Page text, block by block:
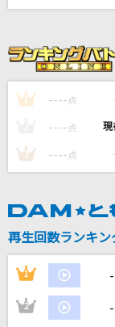
Unstoppable
Sia
1 ---- 点
---- 点
3 ---- 点
再生回数ランキン
1
2